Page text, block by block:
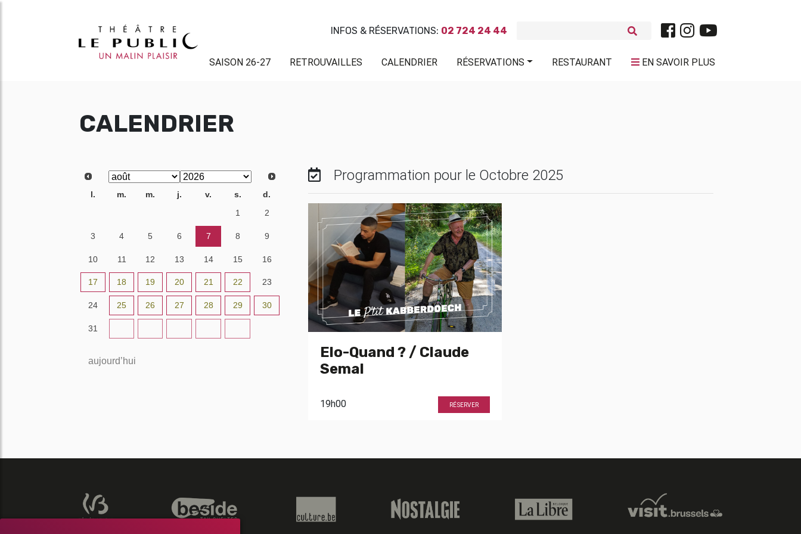
INFOS & RÉSERVATIONS: 02 724 24 44
SAISON 26-27 RETROUVAILLES CALENDRIER RÉSERVATIONS RESTAURANT EN SAVOIR PLUS
CALENDRIER
l. m. m. j. v. s.
d.
1 2
3 4 5 6 7 8 9
10 11 12 13 14 15 16
17 18 19 20 21 22 23
24 25 26 27 28 29 30
31
aujourd’hui
Programmation pour le Octobre 2025
Elo-Quand ? / Claude
Semal
19h00 RÉSERVER